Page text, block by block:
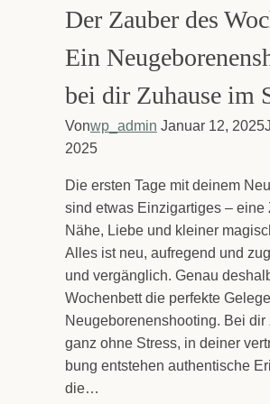
Dein
bauch­
ting
se
land
Der Zau­ber des
Ein
bei dir Zuhau­se im
Vonwp_admin Januar 12, 2025
2025
Die ers­ten Tage mit dei­nem
sind etwas Ein­zig­ar­ti­ges – eine
Nähe, Lie­be und klei­ner
Alles ist neu, auf­re­gend und
und ver­gäng­lich. Genau
Wochen­bett die per­fek­te
Neu­ge­bo­re­nen­shoo­ting. Bei dir
ganz ohne Stress, in dei­ner
bung ent­ste­hen authen­ti­sche
die…